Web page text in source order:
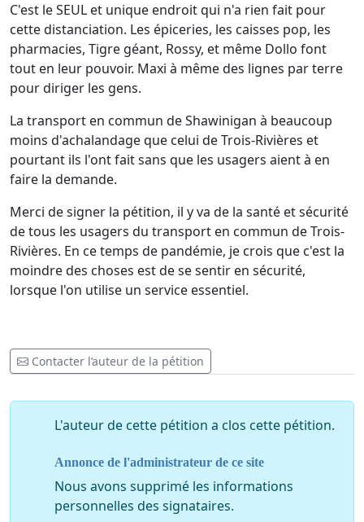
C'est le SEUL et unique endroit qui n'a rien fait pour
cette distanciation. Les épiceries, les caisses pop, les
pharmacies, Tigre géant, Rossy, et même Dollo font
tout en leur pouvoir. Maxi à même des lignes par terre
pour diriger les gens.
La transport en commun de Shawinigan à beaucoup
moins d'achalandage que celui de Trois-Rivières et
pourtant ils l'ont fait sans que les usagers aient à en
faire la demande.
Merci de signer la pétition, il y va de la santé et sécurité
de tous les usagers du transport en commun de Trois-
Rivières. En ce temps de pandémie, je crois que c'est la
moindre des choses est de se sentir en sécurité,
lorsque l'on utilise un service essentiel.
Contacter l’auteur de la pétition
L'auteur de cette pétition a clos cette pétition.
Annonce de l'administrateur de ce site
Nous avons supprimé les informations
personnelles des signataires.